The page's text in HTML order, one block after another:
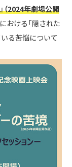
』（2024年劇場公開
おける「隠された
る苦悩について